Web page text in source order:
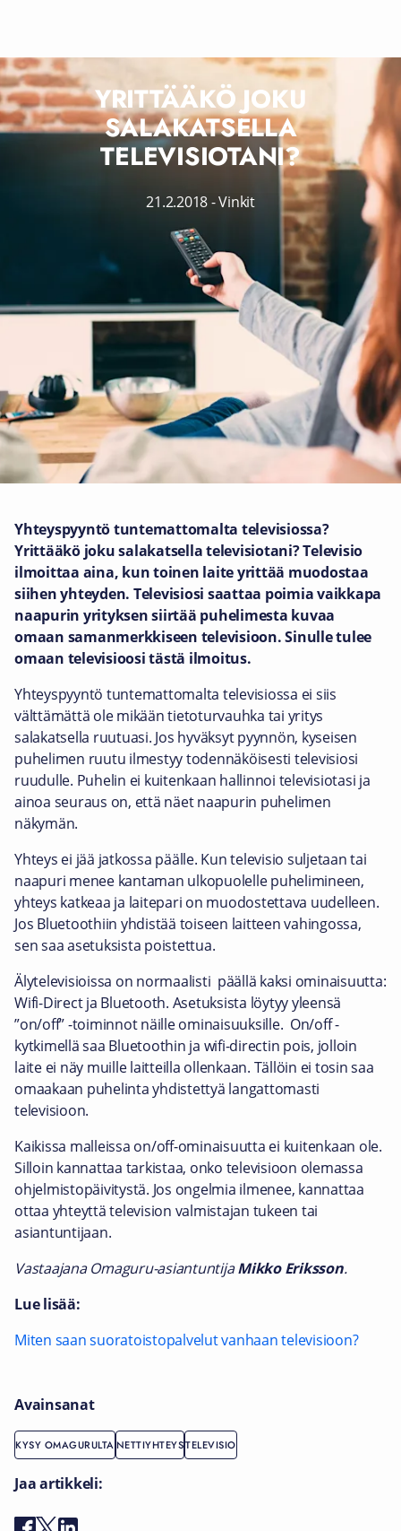
YRITTÄÄKÖ JOKU
SALAKATSELLA
TELEVISIOTANI?
21.2.2018-Vinkit
Yhteyspyyntö tuntemattomalta televisiossa?
Yrittääkö joku salakatsella televisiotani? Televisio
ilmoittaa aina, kun toinen laite yrittää muodostaa
siihen yhteyden. Televisiosi saattaa poimia vaikkapa
naapurin yrityksen siirtää puhelimesta kuvaa
omaan samanmerkkiseen televisioon. Sinulle tulee
omaan televisioosi tästä ilmoitus.
Yhteyspyyntö tuntemattomalta televisiossa ei siis
välttämättä ole mikään tietoturvauhka tai yritys
salakatsella ruutuasi. Jos hyväksyt pyynnön, kyseisen
puhelimen ruutu ilmestyy todennäköisesti televisiosi
ruudulle. Puhelin ei kuitenkaan hallinnoi televisiotasi ja
ainoa seuraus on, että näet naapurin puhelimen
näkymän.
Yhteys ei jää jatkossa päälle. Kun televisio suljetaan tai
naapuri menee kantaman ulkopuolelle puhelimineen,
yhteys katkeaa ja laitepari on muodostettava uudelleen.
Jos Bluetoothiin yhdistää toiseen laitteen vahingossa,
sen saa asetuksista poistettua.
Älytelevisioissa on normaalisti päällä kaksi ominaisuutta:
Wifi-Direct ja Bluetooth. Asetuksista löytyy yleensä
”on/off” -toiminnot näille ominaisuuksille. On/off -
kytkimellä saa Bluetoothin ja wifi-directin pois, jolloin
laite ei näy muille laitteilla ollenkaan. Tällöin ei tosin saa
omaakaan puhelinta yhdistettyä langattomasti
televisioon.
Kaikissa malleissa on/off-ominaisuutta ei kuitenkaan ole.
Silloin kannattaa tarkistaa, onko televisioon olemassa
ohjelmistopäivitystä. Jos ongelmia ilmenee, kannattaa
ottaa yhteyttä television valmistajan tukeen tai
asiantuntijaan.
Vastaajana Omaguru-asiantuntijaMikko Eriksson.
Lue lisää:
Miten saan suoratoistopalvelut vanhaan televisioon?
Avainsanat
KYSY OMAGURULTANETTIYHTEYSTELEVISIO
Jaa artikkeli: